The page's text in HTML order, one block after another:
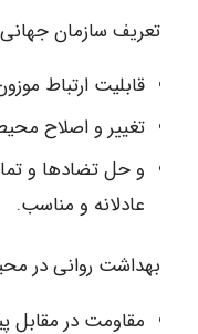
تعریف سازمان
قابلیت ارتباط
تغییر و اصلاح
و حل تضادها و
عادلانه و مناسب.
بهداشت روانی در
مقاومت در مقابل